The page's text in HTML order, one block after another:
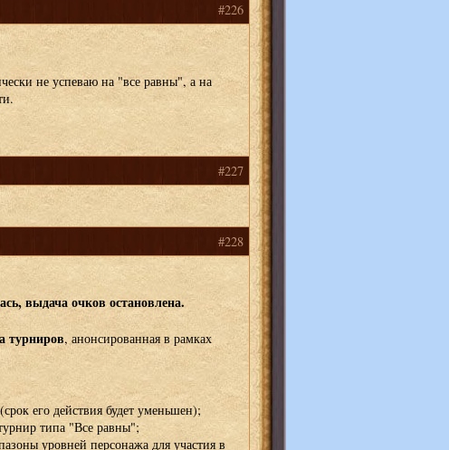
#226
не успеваю на "все равны", а на
#227
#228
выдача очков остановлена.
турниров, анонсированная в рамках
его действия будет уменьшен);
типа "Все равны";
уровней персонажа для участия в